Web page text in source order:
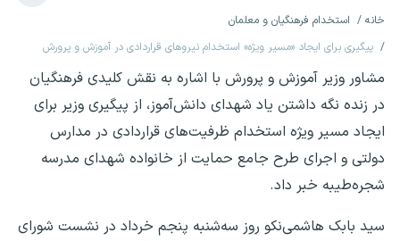
خانه
استخدام فرهنگیان و معلمان
پیگیری برای ایجاد «مسیر ویژه» استخدام نیروهای قراردادی در آموزش و پرورش
مشاور وزیر آموزش و پرورش با اشاره به نقش کلیدی فرهنگیان
در زنده نگه داشتن یاد شهدای دانش‌آموز، از پیگیری وزیر برای
ایجاد مسیر ویژه استخدام ظرفیت‌های قراردادی در مدارس
دولتی و اجرای طرح جامع حمایت از خانواده شهدای مدرسه
شجره‌طیبه خبر داد.
سید بابک هاشمی‌نکو روز سه‌شنبه پنجم خرداد در نشست شورای